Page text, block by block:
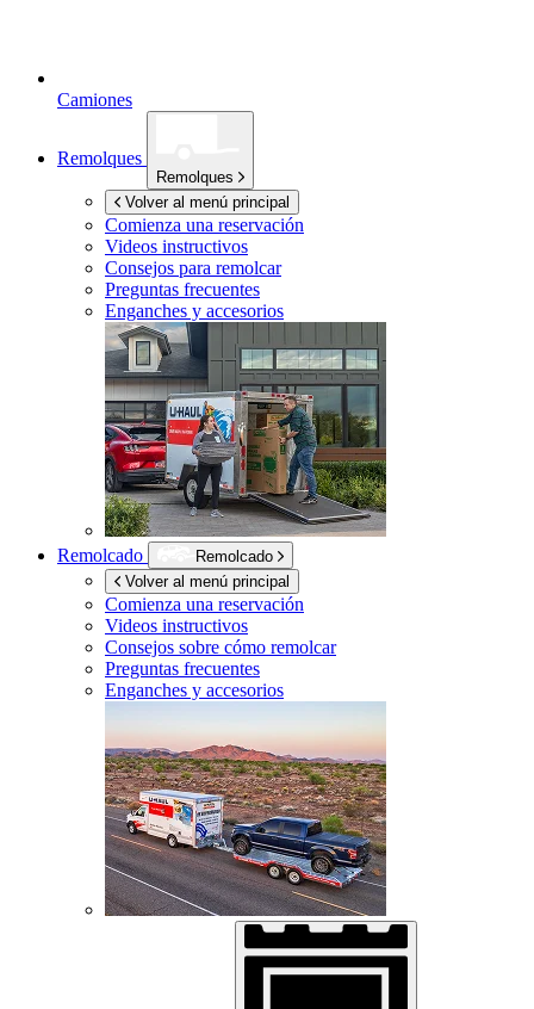
Camiones
Remolques
Remolques
Volver al menú principal
Comienza una reservación
Videos instructivos
Consejos para remolcar
Preguntas frecuentes
Enganches y accesorios
Remolcado
Remolcado
Volver al menú principal
Comienza una reservación
Videos instructivos
Consejos sobre cómo remolcar
Preguntas frecuentes
Enganches y accesorios